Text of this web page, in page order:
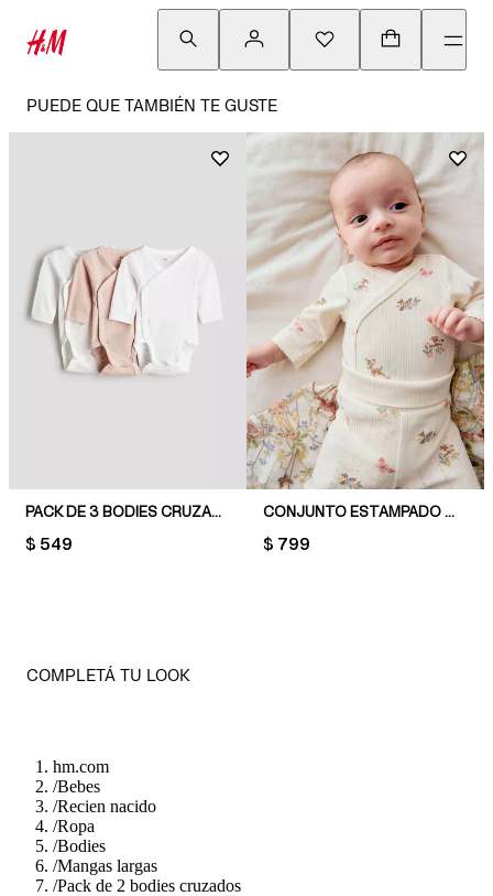
PUEDE QUE TAMBIÉN TE GUSTE
PACK DE 3 BODIES CRUZADOS
PRICE:
$ 549
CONJUNTO ESTAMPADO DE 2 PIEZAS EN ALGODÓN
PRICE:
$ 799
COMPLETÁ TU LOOK
hm.com
/Bebes
/Recien nacido
/Ropa
/Bodies
/Mangas largas
/Pack de 2 bodies cruzados